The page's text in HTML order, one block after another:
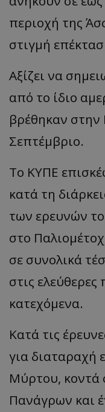
περιοχή της
στιγμή
Αξίζει να
από το ίδιο
βρέθηκαν στην
Σεπτέμβριο.
Το ΚΥΠΕ
κατά τη
των ερευνών
στο
σε συνολικά
στις ελεύθερες
κατεχόμενα.
Κατά τις
για διαταραχή
Μύρτου, κοντά
Πανάγρων και